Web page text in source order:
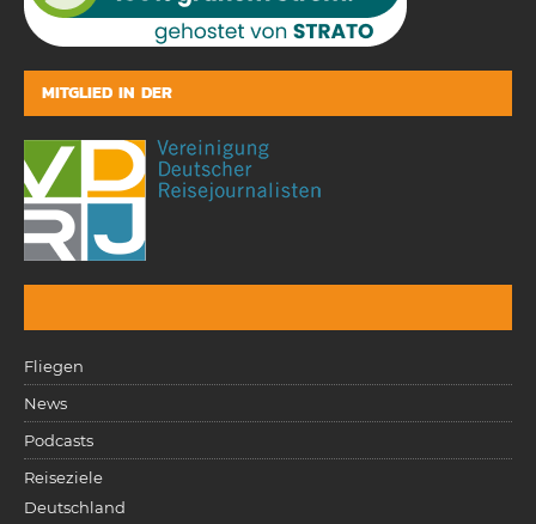
MITGLIED IN DER
Fliegen
News
Podcasts
Reiseziele
Deutschland